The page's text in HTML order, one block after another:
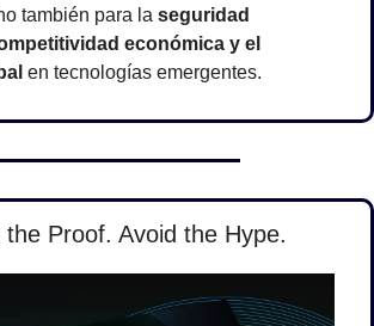
también para la seguridad
económica y el
en tecnologías emergentes.
Proof. Avoid the Hype.